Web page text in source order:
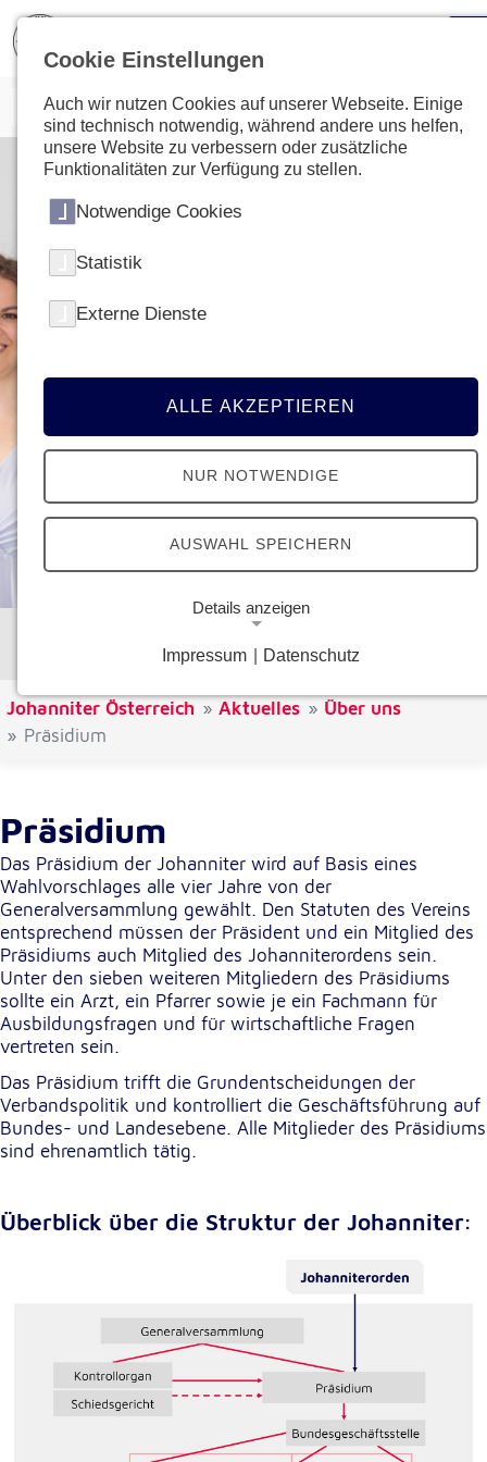
Wir sind Johanniter
Johanniter Österreich Aktuelles
Über uns
Präsidium
Präsidium
Das Präsidium der Johanniter wird auf Basis eines
Wahlvorschlages alle vier Jahre von der
Generalversammlung gewählt. Den Statuten des Vereins
entsprechend müssen der Präsident und ein Mitglied des
Präsidiums auch Mitglied des Johanniterordens sein.
Unter den sieben weiteren Mitgliedern des Präsidiums
sollte ein Arzt, ein Pfarrer sowie je ein Fachmann für
Ausbildungsfragen und für wirtschaftliche Fragen
vertreten sein.
Das Präsidium trifft die Grundentscheidungen der
Verbandspolitik und kontrolliert die Geschäftsführung auf
Bundes- und Landesebene. Alle Mitglieder des Präsidiums
sind ehrenamtlich tätig.
Überblick über die Struktur der Johanniter:
Cookie Einstellungen
Auch wir nutzen Cookies auf unserer Webseite. Einige
sind technisch notwendig, während andere uns helfen,
unsere Website zu verbessern oder zusätzliche
Funktionalitäten zur Verfügung zu stellen.
Notwendige Cookies
Statistik
Externe Dienste
ALLE AKZEPTIEREN
NUR NOTWENDIGE
AUSWAHL SPEICHERN
Details anzeigen
Notwendige Cookies ermöglichen grundlegende
Funktionen und sind für die einwandfreie Funktion
der Website erforderlich.
Name:
gaOptout
Zweck:
Dieser Cookie speichert die gewählte
Einverständnisoption bezüglich Google Analytics
Opt-Out
Cookie Laufzeit:
1 Jahr
Einverständnis-Cookie
Name:
cookie_consent
Dieser Cookie speichert die ausgewählten
Statistik
Statistik Cookies erfassen Informationen anonym.
Diese Informationen helfen uns zu verstehen, wie
Impressum Datenschutz